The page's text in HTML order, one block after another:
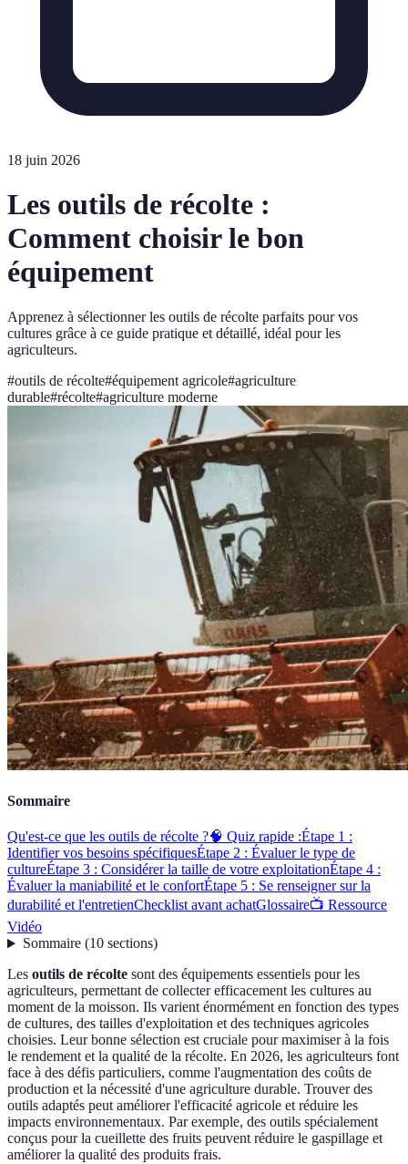
18 juin 2026
Les outils de récolte :
Comment choisir le bon
équipement
Apprenez à sélectionner les outils de récolte parfaits pour vos
cultures grâce à ce guide pratique et détaillé, idéal pour les
agriculteurs.
#outils de récolte#équipement agricole#agriculture
durable#récolte#agriculture moderne
Sommaire
Qu'est-ce que les outils de récolte ?🧠 Quiz rapide :Étape 1 :
Identifier vos besoins spécifiquesÉtape 2 : Évaluer le type de
cultureÉtape 3 : Considérer la taille de votre exploitationÉtape 4 :
Évaluer la maniabilité et le confortÉtape 5 : Se renseigner sur la
durabilité et l'entretienChecklist avant achatGlossaire📺 Ressource
Vidéo
Sommaire(10 sections)
Les outils de récolte sont des équipements essentiels pour les
agriculteurs, permettant de collecter efficacement les cultures au
moment de la moisson. Ils varient énormément en fonction des types
de cultures, des tailles d'exploitation et des techniques agricoles
choisies. Leur bonne sélection est cruciale pour maximiser à la fois
le rendement et la qualité de la récolte. En 2026, les agriculteurs font
face à des défis particuliers, comme l'augmentation des coûts de
production et la nécessité d'une agriculture durable. Trouver des
outils adaptés peut améliorer l'efficacité agricole et réduire les
impacts environnementaux. Par exemple, des outils spécialement
conçus pour la cueillette des fruits peuvent réduire le gaspillage et
améliorer la qualité des produits frais.